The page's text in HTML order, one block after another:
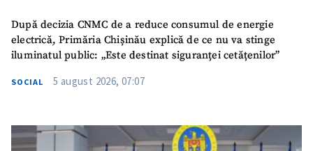
După decizia CNMC de a reduce consumul de energie
electrică, Primăria Chișinău explică de ce nu va stinge
iluminatul public: „Este destinat siguranței cetățenilor”
SOCIAL 5 august 2026, 07:07